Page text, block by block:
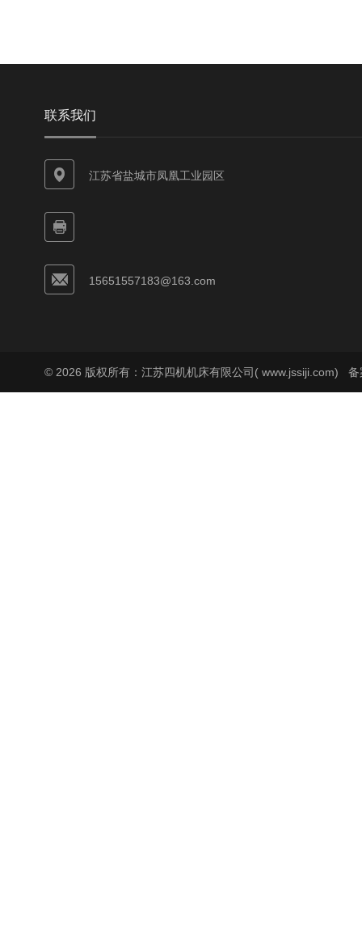
联系我们
江苏省盐城市凤凰工业园区
15651557183@163.com
© 2026 版权所有：江苏四机机床有限公司( www.jssiji.com) 备